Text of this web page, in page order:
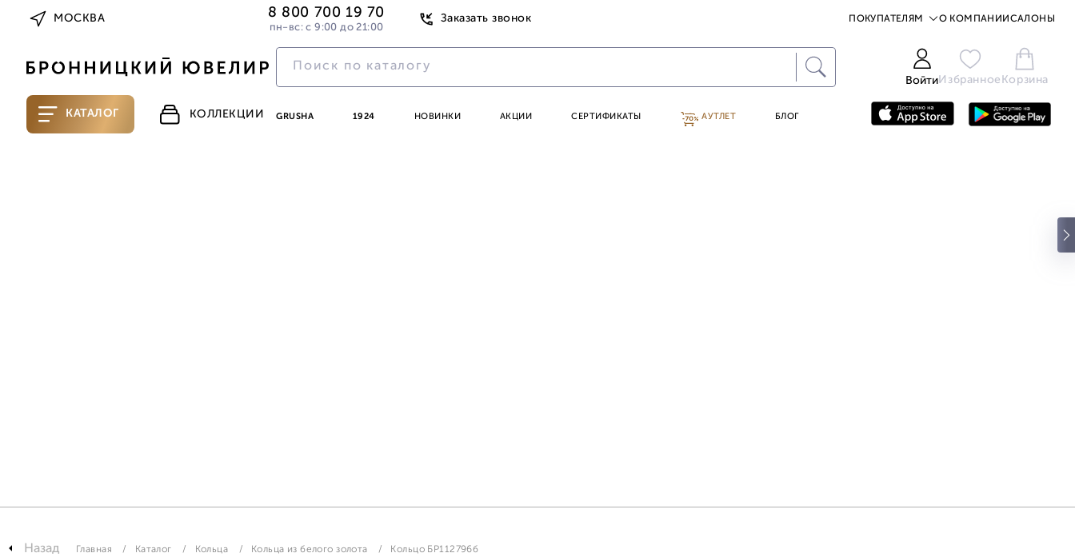
МОСКВА 8 800 700 19 70
пн-вс: с 9:00 до 21:00
Заказать звонок ПОКУПАТЕЛЯМ О КОМПАНИИ САЛОНЫ
ВойтиИзбранное Корзина
КАТАЛОГ КОЛЛЕКЦИИ GRUSHA 1924 НОВИНКИ АКЦИИ СЕРТИФИКАТЫ АУТЛЕТ БЛОГ
Назад Главная Каталог Кольца Кольца из белого золота Кольцо БР112796б